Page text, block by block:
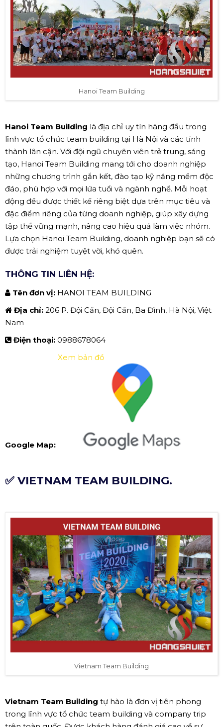
Hanoi Team Building
Hanoi Team Building là địa chỉ uy tín hàng đầu trong
lĩnh vực tổ chức team building tại Hà Nội và các tỉnh
thành lân cận. Với đội ngũ chuyên viên trẻ trung, sáng
tạo, Hanoi Team Building mang tới cho doanh nghiệp
những chương trình gắn kết, đào tạo kỹ năng mềm độc
đáo, phù hợp với mọi lứa tuổi và ngành nghề. Mỗi hoạt
động đều được thiết kế riêng biệt dựa trên mục tiêu và
đặc điểm riêng của từng doanh nghiệp, giúp xây dựng
tập thể vững mạnh, nâng cao hiệu quả làm việc nhóm.
Lựa chọn Hanoi Team Building, doanh nghiệp bạn sẽ có
được trải nghiệm tuyệt vời, khó quên.
THÔNG TIN LIÊN HỆ:
Tên đơn vị: HANOI TEAM BUILDING
Địa chỉ: 206 P. Đội Cấn, Đội Cấn, Ba Đình, Hà Nội, Việt
Nam
Điện thoại: 0988678064
Google Map:
Xem bản đồ
✅ VIETNAM TEAM BUILDING.
Vietnam Team Building
Vietnam Team Building tự hào là đơn vị tiên phong
trong lĩnh vực tổ chức team building và company trip